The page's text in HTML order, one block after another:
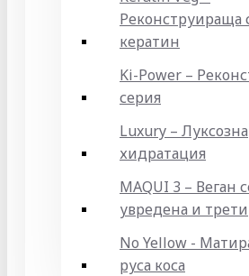
Реконструираща
кератин
Ki-Power –
серия
Luxury – Луксозна
хидратация
MAQUI 3 – Веган
увредена и
No Yellow -
руса коса